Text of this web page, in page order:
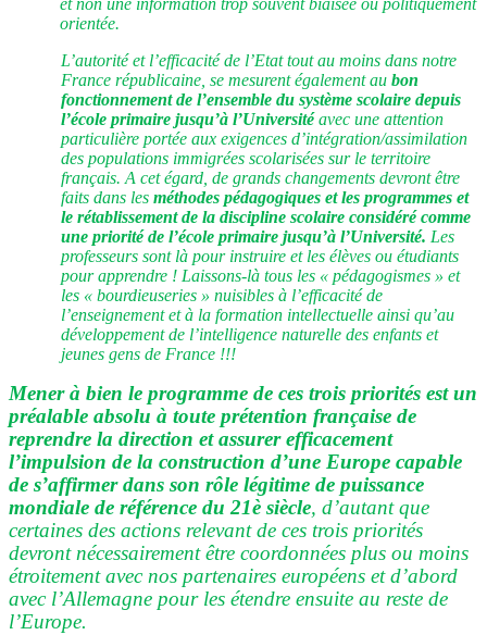
et non une information trop souvent biaisée ou politiquement
orientée.
L’autorité et l’efficacité de l’Etat tout au moins dans notre
France républicaine, se mesurent également au bon
fonctionnement de l’ensemble du système scolaire depuis
l’école primaire jusqu’à l’Universitéavec une attention
particulière portée aux exigences d’intégration/assimilation
des populations immigrées scolarisées sur le territoire
français. A cet égard, de grands changements devront être
faits dans les méthodes pédagogiques et les programmes et
le rétablissement de la discipline scolaire considéré comme
une priorité de l’école primaire jusqu’à l’Université. Les
professeurs sont là pour instruire et les élèves ou étudiants
pour apprendre ! Laissons-là tous les « pédagogismes » et
les « bourdieuseries » nuisibles à l’efficacité de
l’enseignement et à la formation intellectuelle ainsi qu’au
développement de l’intelligence naturelle des enfants et
jeunes gens de France !!!
Mener à bien le programme de ces trois priorités est un
préalable absolu à toute prétention française de
reprendre la direction et assurer efficacement
l’impulsion de la construction d’une Europe capable
de s’affirmer dans son rôle légitime de puissance
mondiale de référence du 21è siècle, d’autant que
certaines des actions relevant de ces trois priorités
devront nécessairement être coordonnées plus ou moins
étroitement avec nos partenaires européens et d’abord
avec l’Allemagne pour les étendre ensuite au reste de
l’Europe.